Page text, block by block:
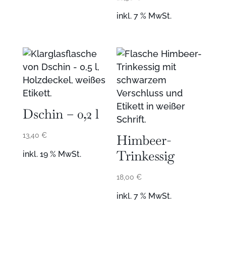
inkl. 7 % MwSt.
Dschin – 0,2 l
13,40 €
inkl. 19 % MwSt.
Himbeer-
Trinkessig
18,00€
inkl. 7 % MwSt.